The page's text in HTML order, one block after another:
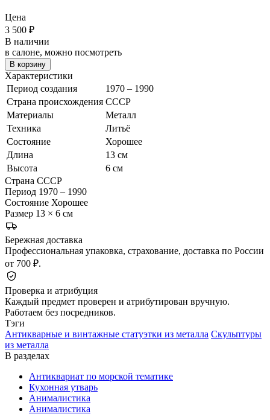
Цена
3 500 ₽
В наличии
в салоне, можно посмотреть
В корзину
Характеристики
Период создания
1970 – 1990
Страна происхождения СССР
Материалы
Металл
Техника
Литьё
Состояние
Хорошее
Длина
13 см
Высота
6 см
Страна СССР
Период 1970 – 1990
Состояние Хорошее
Размер 13 × 6 см
Бережная доставка
Профессиональная упаковка, страхование, доставка по России
от 700 ₽.
Проверка и атрибуция
Каждый предмет проверен и атрибутирован вручную.
Работаем без посредников.
Тэги
Антикварные и винтажные статуэтки из металла Скульптуры
из металла
В разделах
Антиквариат по морской тематике
Кухонная утварь
Анималистика
Анималистика